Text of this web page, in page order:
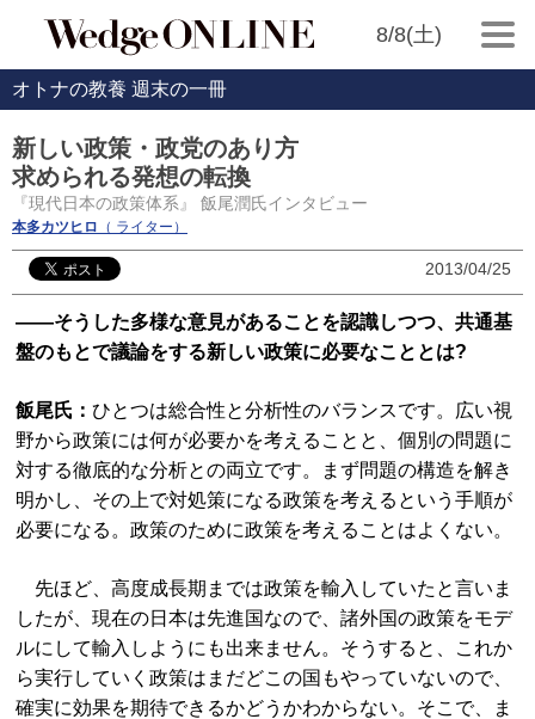
8/8(土)
オトナの教養 週末の一冊
新しい政策・政党のあり方
求められる発想の転換
『現代日本の政策体系』 飯尾潤氏インタビュー
本多カツヒロ （ ライター）
2013/04/25
――そうした多様な意見があることを認識しつつ、共通基
盤のもとで議論をする新しい政策に必要なこととは?
飯尾氏：ひとつは総合性と分析性のバランスです。広い視
野から政策には何が必要かを考えることと、個別の問題に
対する徹底的な分析との両立です。まず問題の構造を解き
明かし、その上で対処策になる政策を考えるという手順が
必要になる。政策のために政策を考えることはよくない。
先ほど、高度成長期までは政策を輸入していたと言いま
したが、現在の日本は先進国なので、諸外国の政策をモデ
ルにして輸入しようにも出来ません。そうすると、これか
ら実行していく政策はまだどこの国もやっていないので、
確実に効果を期待できるかどうかわからない。そこで、ま